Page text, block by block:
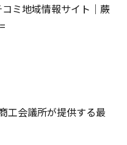
工会議所が提供する最